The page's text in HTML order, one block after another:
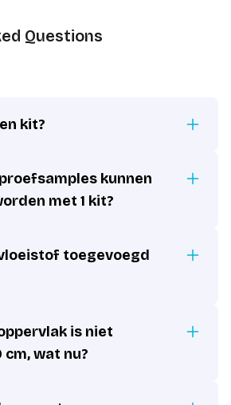
Questions
kit?
kunnen
met 1 kit?
toegevoegd
is niet
wat nu?